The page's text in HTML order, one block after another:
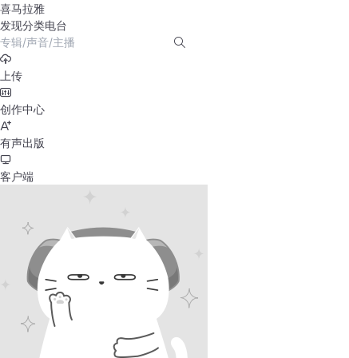
喜马拉雅
发现分类电台
上传
创作中心
有声出版
客户端